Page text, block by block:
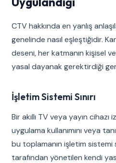
CTV hakkında en yanlış
genelinde nasıl eşleştiğidir.
deseni, her katmanın kişisel
yasal dayanak gerektirdiği
İşletim Sistemi Sınırı
Bir akıllı TV veya yayın cihazı
uygulama kullanımını veya
bu toplamanın işletim sistemi
tarafından yönetilen kendi